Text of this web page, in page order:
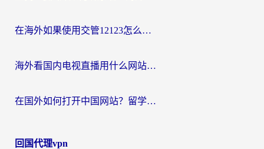
在海外如果使用交管12123怎么处理？留学生亲测有效的回国加速方案
海外看国内电视直播用什么网站比较好？一篇解决你所有追剧难题的实用指南
在国外如何打开中国网站？留学生与海外华人的无缝访问指南
回国代理vpn